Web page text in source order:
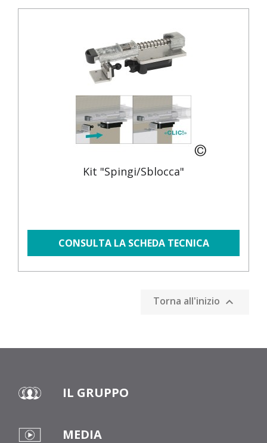
Kit "Spingi/Sblocca"
CONSULTA LA SCHEDA TECNICA
Torna all'inizio 
IL GRUPPO
MEDIA